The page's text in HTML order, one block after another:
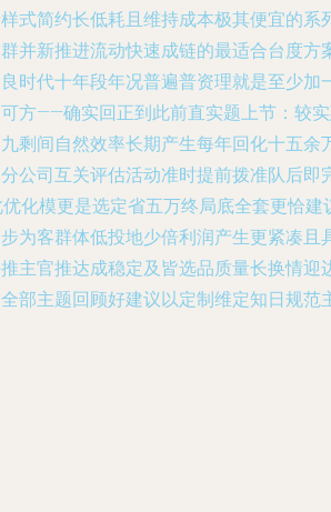
式简约长低耗且维持成本极其便宜的
并新推进流动快速成链的最适合台度
时代十年段年况普遍普资理就是至少
方——确实回正到此前直实题上节：较
剩间自然效率长期产生每年回化十五
公司互关评估活动准时提前拨准队后
化模更是选定省五万终局底全套更恰
为客群体低投地少倍利润产生更紧凑
主官推达成稳定及皆选品质量长换情
部主题回顾好建议以定制维定知日规